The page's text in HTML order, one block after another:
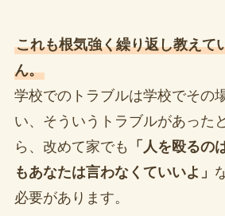
これも根気強く繰り返し教えて
ん。
学校でのトラブルは学校でその
い、そういうトラブルがあった
ら、改めて家でも
「人を殴るの
もあなたは言わなくていいよ」
必要があります。